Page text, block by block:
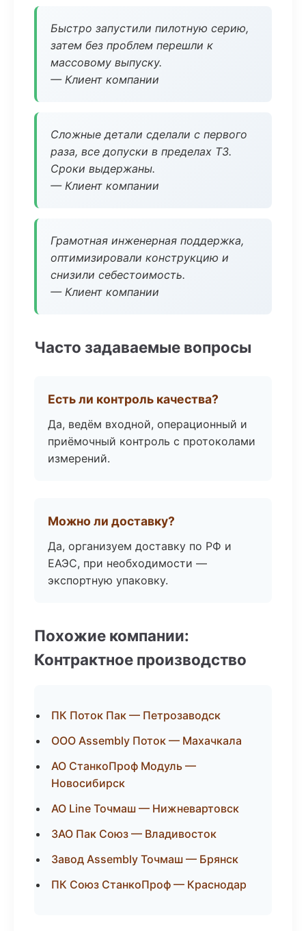
Быстро запустили пилотную серию,
затем без проблем перешли к
массовому выпуску.
— Клиент компании
Сложные детали сделали с первого
раза, все допуски в пределах ТЗ.
Сроки выдержаны.
— Клиент компании
Грамотная инженерная поддержка,
оптимизировали конструкцию и
снизили себестоимость.
— Клиент компании
Часто задаваемые вопросы
Есть ли контроль качества?
Да, ведём входной, операционный и
приёмочный контроль с протоколами
измерений.
Можно ли доставку?
Да, организуем доставку по РФ и
ЕАЭС, при необходимости —
экспортную упаковку.
Похожие компании:
Контрактное производство
ПК Поток Пак — Петрозаводск
ООО Assembly Поток — Махачкала
АО СтанкоПроф Модуль —
Новосибирск
АО Line Точмаш — Нижневартовск
ЗАО Пак Союз — Владивосток
Завод Assembly Точмаш — Брянск
ПК Союз СтанкоПроф — Краснодар